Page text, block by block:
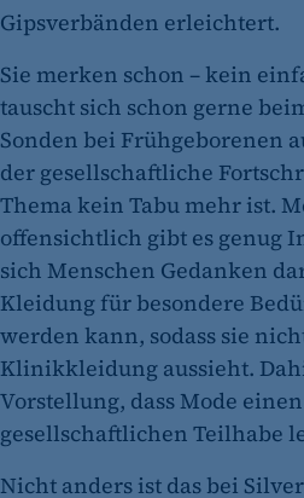
Gipsverbänden erleichtert.
Sie merken schon – kein
tauscht sich schon gerne
Sonden bei Frühgeborenen
der gesellschaftliche
Thema kein Tabu mehr ist.
offensichtlich gibt es genug
sich Menschen Gedanken
Kleidung für besondere
werden kann, sodass sie
Klinikkleidung aussieht.
Vorstellung, dass Mode
gesellschaftlichen Teilhabe
Nicht anders ist das bei